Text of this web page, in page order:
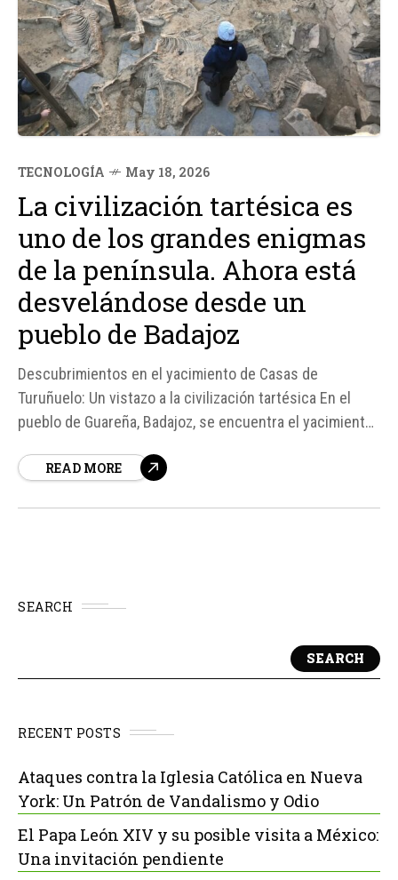
TECNOLOGÍA May 18, 2026
La civilización tartésica es
uno de los grandes enigmas
de la península. Ahora está
desvelándose desde un
pueblo de Badajoz
Descubrimientos en el yacimiento de Casas de
Turuñuelo: Un vistazo a la civilización tartésica En el
pueblo de Guareña, Badajoz, se encuentra el yacimiento
sido objeto de investigación durante más de una
READ MORE
SEARCH
SEARCH
RECENT POSTS
Ataques contra la Iglesia Católica en Nueva
York: Un Patrón de Vandalismo y Odio
El Papa León XIV y su posible visita a México:
Una invitación pendiente